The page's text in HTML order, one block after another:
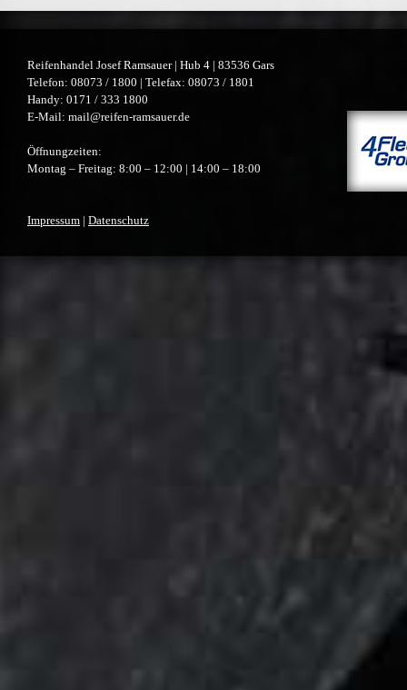
Reifenhandel Josef Ramsauer | Hub 4 | 83536 Gars
Telefon: 08073 / 1800 | Telefax: 08073 / 1801
Handy: 0171 / 333 1800
E-Mail: ed.reuasmar-nefier@liam
Öffnungzeiten:
Montag – Freitag: 8:00 – 12:00 | 14:00 – 18:00
Impressum | Datenschutz